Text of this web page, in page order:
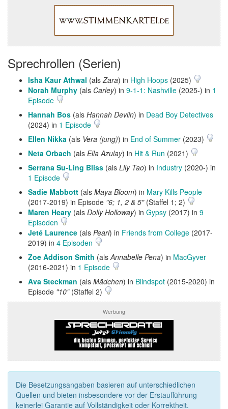
Sprechrollen (Serien)
Isha Kaur Athwal (alsZara) in High Hoops (2025)
Norah Murphy (als Carley) in 9-1-1: Nashville (2025-) in 1
Episode
Hannah Bos (als Hannah Devlin) in Dead Boy Detectives
(2024) in 1 Episode
Ellen Nikka (als Vera (jung)) in End of Summer (2023)
Neta Orbach (als Ella Azulay) in Hit & Run (2021)
Serrana Su-Ling Bliss (als Lily Tao) in Industry (2020-) in
1 Episode
Sadie Mabbott (als Maya Bloom) in Mary Kills People
(2017-2019) in Episode "6; 1, 2 & 5"(Staffel 1; 2)
Maren Heary (als Dolly Holloway) in Gypsy (2017) in 9
Episoden
Jeté Laurence (als Pearl) in Friends from College (2017-
2019) in 4 Episoden
Zoe Addison Smith (alsAnnabelle Pena) in MacGyver
(2016-2021) in 1 Episode
Ava Steckman (als Mädchen) in Blindspot (2015-2020) in
Episode "10"(Staffel 2)
Werbung
Die Besetzungsangaben basieren auf unterschiedlichen
Quellen und bieten insbesondere vor der Erstaufführung
keinerlei Garantie auf Vollständigkeit oder Korrektheit.